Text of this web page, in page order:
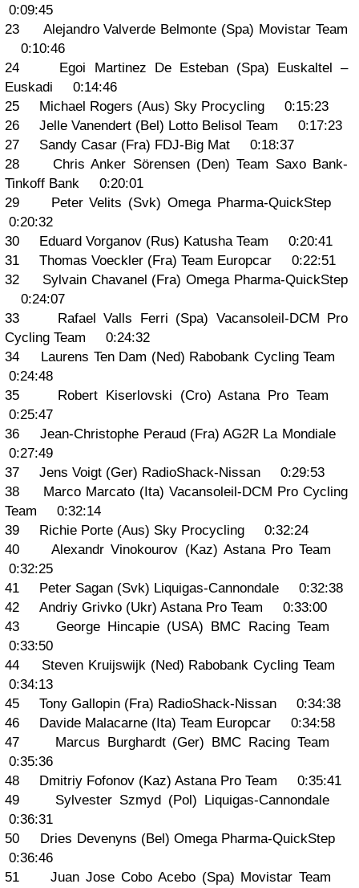
0:09:45
23 Alejandro Valverde Belmonte (Spa) Movistar Team
0:10:46
24 Egoi Martinez De Esteban (Spa) Euskaltel –
Euskadi 0:14:46
25 Michael Rogers (Aus) Sky Procycling 0:15:23
26 Jelle Vanendert (Bel) Lotto Belisol Team 0:17:23
27 Sandy Casar (Fra) FDJ-Big Mat 0:18:37
28 Chris Anker Sörensen (Den) Team Saxo Bank-
Tinkoff Bank 0:20:01
29 Peter Velits (Svk) Omega Pharma-QuickStep
0:20:32
30 Eduard Vorganov (Rus) Katusha Team 0:20:41
31 Thomas Voeckler (Fra) Team Europcar 0:22:51
32 Sylvain Chavanel (Fra) Omega Pharma-QuickStep
0:24:07
33 Rafael Valls Ferri (Spa) Vacansoleil-DCM Pro
Cycling Team 0:24:32
34 Laurens Ten Dam (Ned) Rabobank Cycling Team
0:24:48
35 Robert Kiserlovski (Cro) Astana Pro Team
0:25:47
36 Jean-Christophe Peraud (Fra) AG2R La Mondiale
0:27:49
37 Jens Voigt (Ger) RadioShack-Nissan 0:29:53
38 Marco Marcato (Ita) Vacansoleil-DCM Pro Cycling
Team 0:32:14
39 Richie Porte (Aus) Sky Procycling 0:32:24
40 Alexandr Vinokourov (Kaz) Astana Pro Team
0:32:25
41 Peter Sagan (Svk) Liquigas-Cannondale 0:32:38
42 Andriy Grivko (Ukr) Astana Pro Team 0:33:00
43 George Hincapie (USA) BMC Racing Team
0:33:50
44 Steven Kruijswijk (Ned) Rabobank Cycling Team
0:34:13
45 Tony Gallopin (Fra) RadioShack-Nissan 0:34:38
46 Davide Malacarne (Ita) Team Europcar 0:34:58
47 Marcus Burghardt (Ger) BMC Racing Team
0:35:36
48 Dmitriy Fofonov (Kaz) Astana Pro Team 0:35:41
49 Sylvester Szmyd (Pol) Liquigas-Cannondale
0:36:31
50 Dries Devenyns (Bel) Omega Pharma-QuickStep
0:36:46
51 Juan Jose Cobo Acebo (Spa) Movistar Team